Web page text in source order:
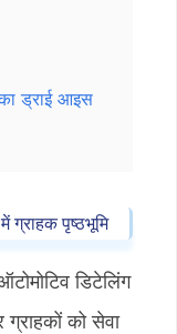
ड्राई आइस
ग्राहक पृष्ठभूमि
डिटेलिंग
को सेवा